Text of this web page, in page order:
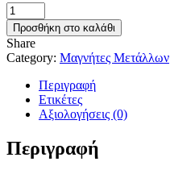
Μαγνήτης
Μετάλλων
P600
DEMAG
Magnet
ποσότητα
Προσθήκη στο καλάθι
Share
Category: Μαγνήτες Μετάλλων
Περιγραφή
Ετικέτες
Αξιολογήσεις (0)
Περιγραφή